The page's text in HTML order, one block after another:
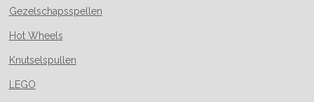
Gezelschapsspellen
Hot Wheels
Knutselspullen
LEGO